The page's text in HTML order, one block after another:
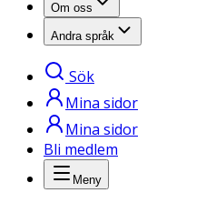
Om oss
Andra språk
Sök
Mina sidor
Mina sidor
Bli medlem
Meny